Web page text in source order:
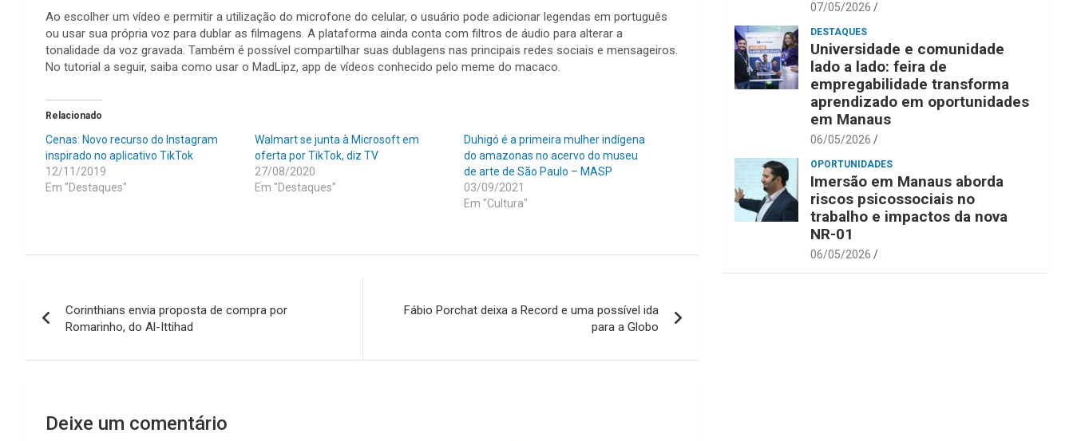
Ao escolher um vídeo e permitir a utilização do microfone do celular, o usuário pode adicionar legendas em português
ou usar sua própria voz para dublar as filmagens. A plataforma ainda conta com filtros de áudio para alterar a
tonalidade da voz gravada. Também é possível compartilhar suas dublagens nas principais redes sociais e mensageiros.
No tutorial a seguir, saiba como usar o MadLipz, app de vídeos conhecido pelo meme do macaco.
Relacionado
Cenas: Novo recurso do Instagram
inspirado no aplicativo TikTok
12/11/2019
Em "Destaques"
Walmart se junta à Microsoft em
oferta por TikTok, diz TV
27/08/2020
Em "Destaques"
Duhigó é a primeira mulher indígena
do amazonas no acervo do museu
de arte de São Paulo – MASP
03/09/2021
Em "Cultura"
de
Post
Corinthians envia proposta de compra por
Romarinho, do Al-Ittihad
Fábio Porchat deixa a Record e uma possível ida
para a Globo
Deixe um comentário
07/05/2026
DESTAQUES
Universidade e comunidade
lado a lado: feira de
empregabilidade transforma
aprendizado em oportunidades
em Manaus
06/05/2026
OPORTUNIDADES
Imersão em Manaus aborda
riscos psicossociais no
trabalho e impactos da nova
NR-01
06/05/2026